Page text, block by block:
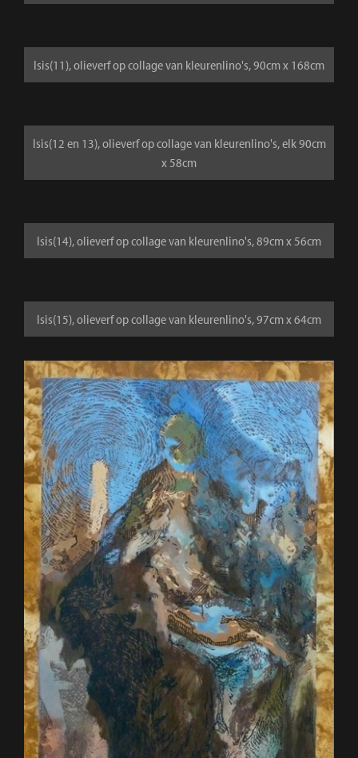
Isis(11), olieverf op collage van kleurenlino's, 90cm x 168cm
Isis(12 en 13), olieverf op collage van kleurenlino's, elk 90cm
x 58cm
Isis(14), olieverf op collage van kleurenlino's, 89cm x 56cm
Isis(15), olieverf op collage van kleurenlino's, 97cm x 64cm